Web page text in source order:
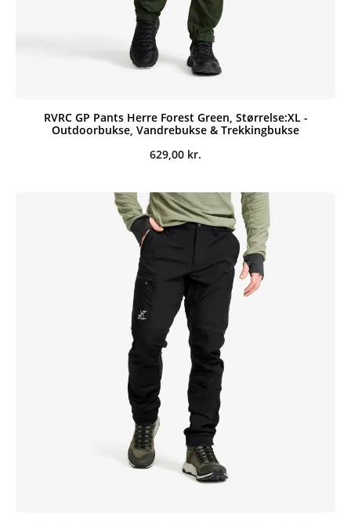
RVRC GP Pants Herre Forest Green, Størrelse:XL -
Outdoorbukse, Vandrebukse & Trekkingbukse
629,00 kr.